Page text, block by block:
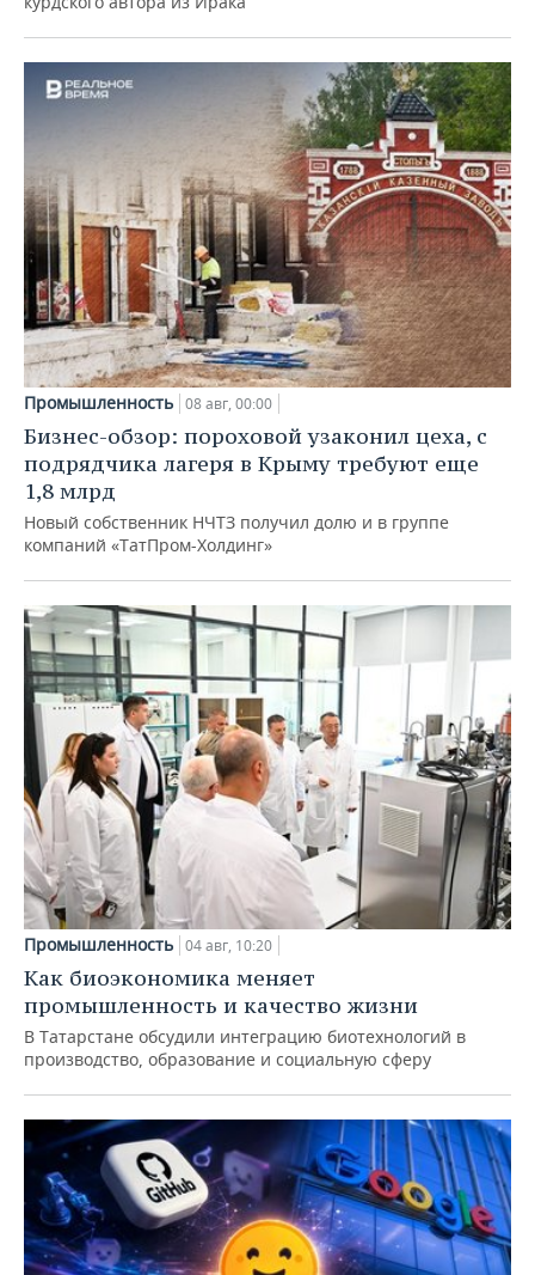
Промышленность 08 авг, 00:00
Бизнес-обзор: пороховой узаконил цеха, с
подрядчика лагеря в Крыму требуют еще
1,8 млрд
Новый собственник НЧТЗ получил долю и в группе
компаний «ТатПром-Холдинг»
Промышленность 04 авг, 10:20
Как биоэкономика меняет
промышленность и качество жизни
В Татарстане обсудили интеграцию биотехнологий в
производство, образование и социальную сферу